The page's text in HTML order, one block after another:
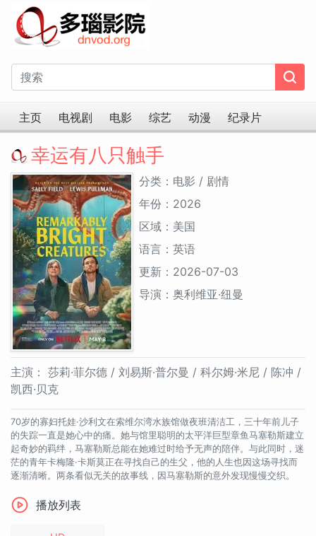
主页 电视剧 电影 综艺 动漫 纪录片
幸运有八只触手
分类：电影 / 剧情
年份：2026
区域：美国
语言：英语
更新：2026-07-03
导演：奥利维亚·纽曼
主演： 莎莉·菲尔德 / 刘易斯·普尔曼 / 科尔姆·米尼 / 陈冲 /
凯西·贝克
70岁的寡妇托娃·沙利文在索维尔湾水族馆做夜班清洁工，三十年前儿子
的失踪一直是她心中的痛。她与馆里聪明的太平洋巨型章鱼马塞勒斯建立
起奇妙的羁绊，马塞勒斯总能在她难过时给予无声的陪伴。与此同时，迷
茫的青年卡梅隆·卡斯莫正在寻找自己的生父，他的人生也因这场寻找而
逐渐清晰。两条看似无关的故事线，因马塞勒斯的意外发现慢慢交织。
播放列表